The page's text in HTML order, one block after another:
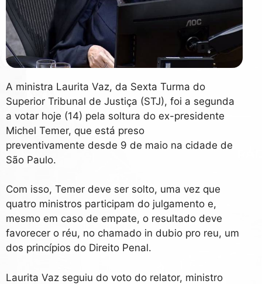
A ministra Laurita Vaz, da Sexta Turma do
Superior Tribunal de Justiça (STJ), foi a segunda
a votar hoje (14) pela soltura do ex-presidente
Michel Temer, que está preso
preventivamente desde 9 de maio na cidade de
São Paulo.
Com isso, Temer deve ser solto, uma vez que
quatro ministros participam do julgamento e,
mesmo em caso de empate, o resultado deve
favorecer o réu, no chamado in dubio pro reu, um
dos princípios do Direito Penal.
Laurita Vaz seguiu do voto do relator, ministro